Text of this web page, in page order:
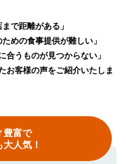
で距離がある」
めの食事提供が難しい」
合うものが見つからない」
お客様の声をご紹介いたしま
豊富で
人気！